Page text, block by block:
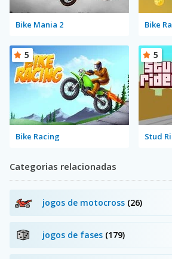
Bike Mania 2 Bike
Bike Racing
5
Stud
5
Categorias relacionadas
jogos de motocross (26)
jogos de fases (179)